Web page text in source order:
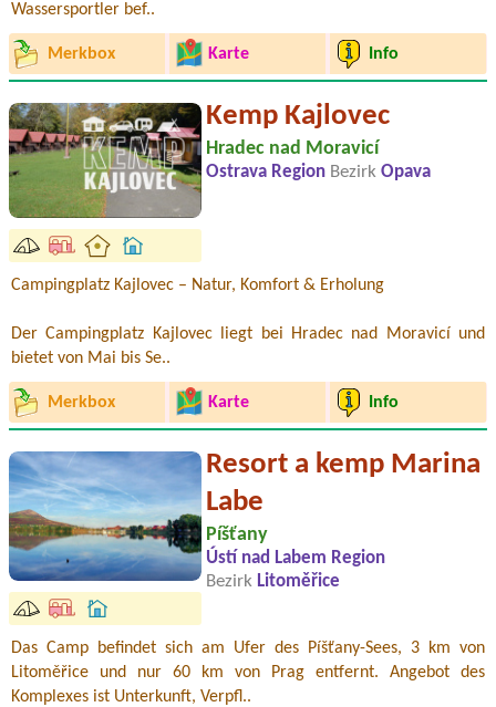
Wassersportler bef..
Merkbox Karte Info
Kemp Kajlovec
Hradec nad Moravicí
Ostrava Region Bezirk Opava
Campingplatz Kajlovec – Natur, Komfort & Erholung
Der Campingplatz Kajlovec liegt bei Hradec nad Moravicí und
bietet von Mai bis Se..
Merkbox Karte Info
Resort a kemp Marina
Labe
Píšťany
Ústí nad Labem Region
Bezirk Litoměřice
Das Camp befindet sich am Ufer des Píšťany-Sees, 3 km von
Litoměřice und nur 60 km von Prag entfernt. Angebot des
Komplexes ist Unterkunft, Verpfl..